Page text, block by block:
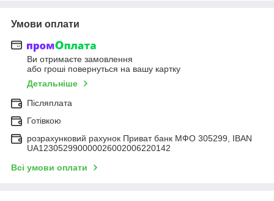
Умови оплати
Ви отримаєте замовлення
або гроші повернуться на вашу картку
Детальніше
Післяплата
Готівкою
розрахунковий рахунок Приват банк МФО 305299, IBAN
UA123052990000026002006220142
Всі умови оплати